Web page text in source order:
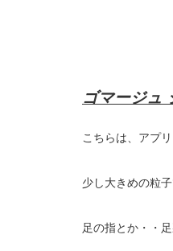
ゴマージュ
こちらは、アプ
少し大きめの粒
足の指とか・・